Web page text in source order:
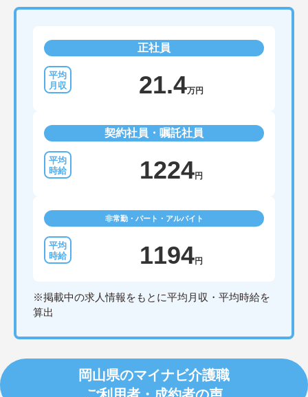
正社員
21.4万円
契約社員・嘱託社員
1224円
非常勤・パート・アルバイト
1194円
※掲載中の求人情報をもとに平均月収・平均時給を
算出
岡山県のマイナビ介護職